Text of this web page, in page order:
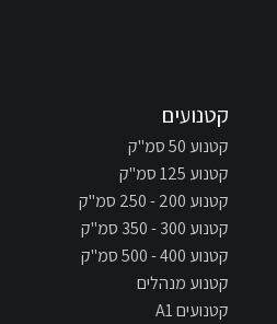
קטנועים
קטנוע 50 סמ"ק
קטנוע 125 סמ"ק
קטנוע 200 - 250 סמ"ק
קטנוע 300 - 350 סמ"ק
קטנוע 400 - 500 סמ"ק
קטנוע מנהלים
קטנועים A1